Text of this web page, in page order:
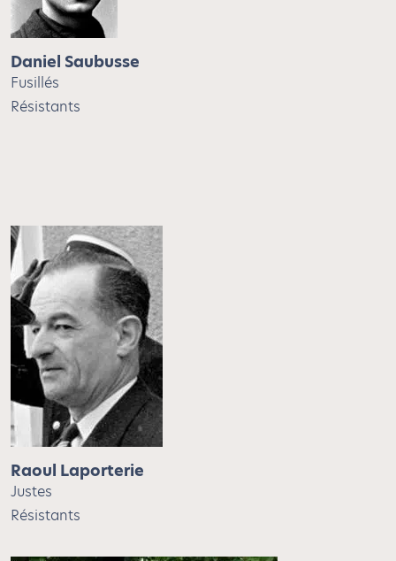
Daniel Saubusse
Fusillés
Résistants
Raoul Laporterie
Justes
Résistants